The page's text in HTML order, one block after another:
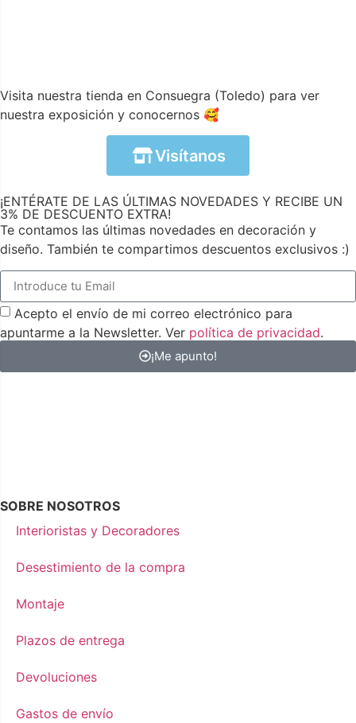
Visita nuestra tienda en Consuegra (Toledo) para ver
nuestra exposición y conocernos 🥰
Visítanos
¡ENTÉRATE DE LAS ÚLTIMAS NOVEDADES Y RECIBE UN
3% DE DESCUENTO EXTRA!
Te contamos las últimas novedades en decoración y
diseño. También te compartimos descuentos exclusivos :)
Acepto el envío de mi correo electrónico para
apuntarme a la Newsletter. Ver política de privacidad.
¡Me apunto!
SOBRE NOSOTROS
Interioristas y Decoradores
Desestimiento de la compra
Montaje
Plazos de entrega
Devoluciones
Gastos de envío